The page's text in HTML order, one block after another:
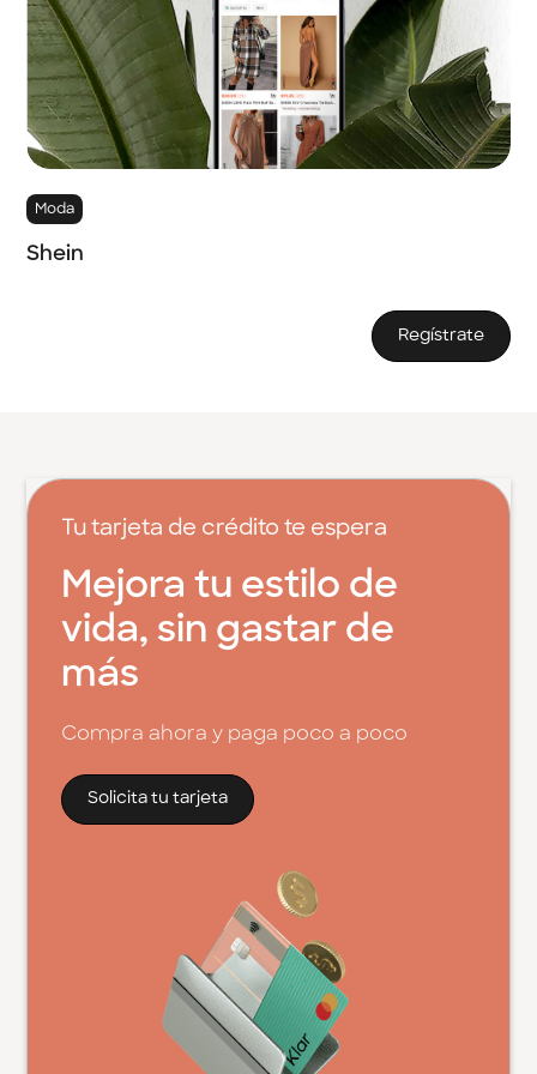
Moda
Shein
Regístrate
Tu tarjeta de crédito te espera
Mejora tu estilo de
vida, sin gastar de
más
Compra ahora y paga poco a poco
Solicita tu tarjeta